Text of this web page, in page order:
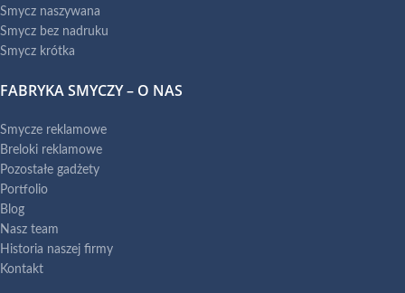
Smycz naszywana
Smycz bez nadruku
Smycz krótka
FABRYKA SMYCZY – O NAS
Smycze reklamowe
Breloki reklamowe
Pozostałe gadżety
Portfolio
Blog
Nasz team
Historia naszej firmy
Kontakt